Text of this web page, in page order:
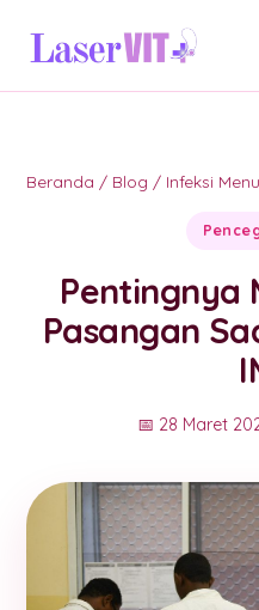
Beranda / Blog / Infeksi
Pentingnya
Pasangan
📅 28 Maret